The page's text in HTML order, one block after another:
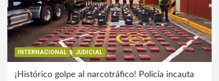
INTERNACIONAL JUDICIAL
¡Histórico golpe al narcotráfico! Policía incauta